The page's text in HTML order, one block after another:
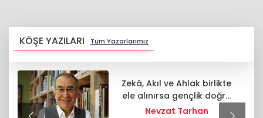
KÖŞE YAZILARI Tüm Yazarlarımız
Zekâ, Akıl ve Ahlak birlikte
ele alınırsa gençlik doğru
hedefe uçar
Nevzat Tarhan